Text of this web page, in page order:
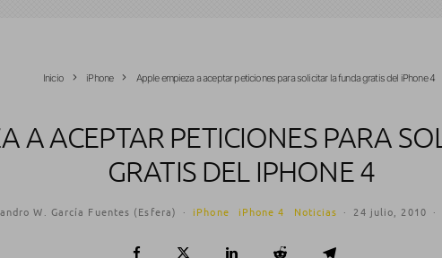
Inicio iPhone Apple empieza a aceptar peticiones para solicitar la funda gratis del iPhone 4
A ACEPTAR PETICIONES PARA
GRATIS DEL IPHONE 4
W. García Fuentes (Esfera) · iPhone iPhone 4 Noticias · 24 julio, 2010 ·